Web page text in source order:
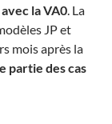
la VA0. La
JP et
mois après la
partie des cas